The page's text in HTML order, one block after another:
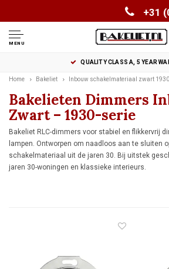
+31
MENU
QUALITY CLASS A, 5 YEAR
Home Bakeliet Inbouw schakelmateriaal zwart 1930
Bakelieten Dimmers
Zwart – 1930-serie
Bakeliet RLC-dimmers voor stabiel en flikkervrij
lampen. Ontworpen om naadloos aan te sluiten
schakelmateriaal uit de jaren 30. Bij uitstek
jaren 30-woningen en klassieke interieurs.